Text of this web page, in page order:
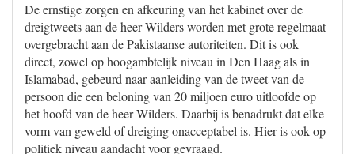
De ernstige zorgen en afkeuring van het kabinet over de
dreigtweets aan de heer Wilders worden met grote regelmaat
overgebracht aan de Pakistaanse autoriteiten. Dit is ook
direct, zowel op hoogambtelijk niveau in Den Haag als in
Islamabad, gebeurd naar aanleiding van de tweet van de
persoon die een beloning van 20 miljoen euro uitloofde op
het hoofd van de heer Wilders. Daarbij is benadrukt dat elke
vorm van geweld of dreiging onacceptabel is. Hier is ook op
politiek niveau aandacht voor gevraagd.